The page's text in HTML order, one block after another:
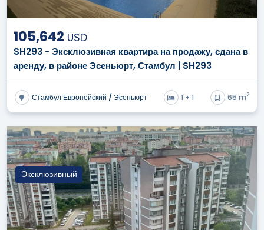
105,642 USD
SH293 - Эксклюзивная квартира на продажу, сдана в
аренду, в районе Эсеньюрт, Стамбул | SH293
Стамбул Европейский / Эсеньюрт 1 + 1 65 m2
Эксклюзивный